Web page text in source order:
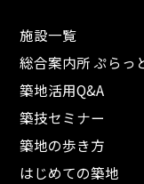
施設一覧
総合案内所 ぷらっ
築地活用Q&A
築技セミナー
築地の歩き方
はじめての築地